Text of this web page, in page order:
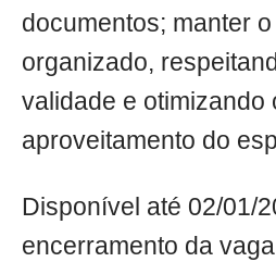
documentos; manter
organizado,
validade e otimizando
aproveitamento do
Disponível até 02/01/
encerramento da